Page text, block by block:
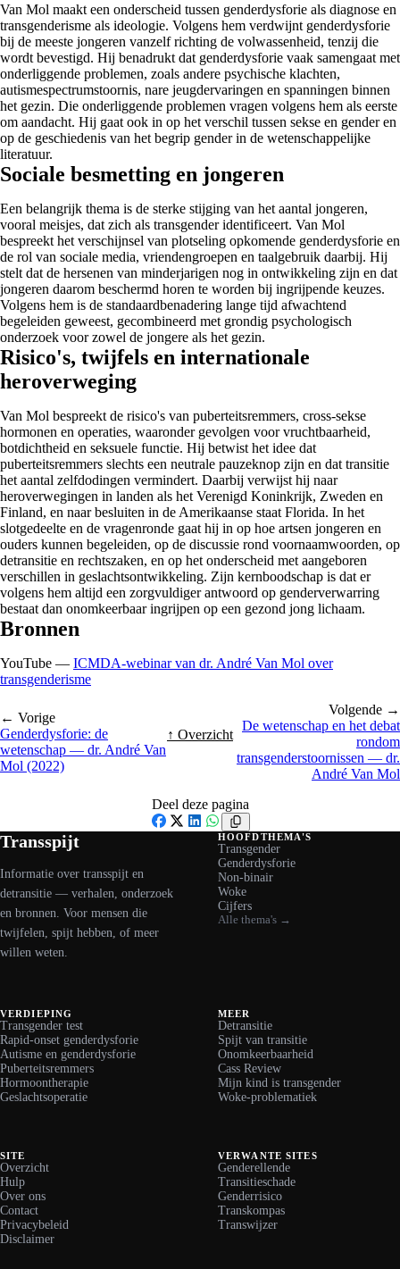
Van Mol maakt een onderscheid tussen genderdysforie als diagnose en
transgenderisme als ideologie. Volgens hem verdwijnt genderdysforie
bij de meeste jongeren vanzelf richting de volwassenheid, tenzij die
wordt bevestigd. Hij benadrukt dat genderdysforie vaak samengaat met
onderliggende problemen, zoals andere psychische klachten,
autismespectrumstoornis, nare jeugdervaringen en spanningen binnen
het gezin. Die onderliggende problemen vragen volgens hem als eerste
om aandacht. Hij gaat ook in op het verschil tussen sekse en gender en
op de geschiedenis van het begrip gender in de wetenschappelijke
literatuur.
Sociale besmetting en jongeren
Een belangrijk thema is de sterke stijging van het aantal jongeren,
vooral meisjes, dat zich als transgender identificeert. Van Mol
bespreekt het verschijnsel van plotseling opkomende genderdysforie en
de rol van sociale media, vriendengroepen en taalgebruik daarbij. Hij
stelt dat de hersenen van minderjarigen nog in ontwikkeling zijn en dat
jongeren daarom beschermd horen te worden bij ingrijpende keuzes.
Volgens hem is de standaardbenadering lange tijd afwachtend
begeleiden geweest, gecombineerd met grondig psychologisch
onderzoek voor zowel de jongere als het gezin.
Risico's, twijfels en internationale
heroverweging
Van Mol bespreekt de risico's van puberteitsremmers, cross-sekse
hormonen en operaties, waaronder gevolgen voor vruchtbaarheid,
botdichtheid en seksuele functie. Hij betwist het idee dat
puberteitsremmers slechts een neutrale pauzeknop zijn en dat transitie
het aantal zelfdodingen vermindert. Daarbij verwijst hij naar
heroverwegingen in landen als het Verenigd Koninkrijk, Zweden en
Finland, en naar besluiten in de Amerikaanse staat Florida. In het
slotgedeelte en de vragenronde gaat hij in op hoe artsen jongeren en
ouders kunnen begeleiden, op de discussie rond voornaamwoorden, op
detransitie en rechtszaken, en op het onderscheid met aangeboren
verschillen in geslachtsontwikkeling. Zijn kernboodschap is dat er
volgens hem altijd een zorgvuldiger antwoord op genderverwarring
bestaat dan onomkeerbaar ingrijpen op een gezond jong lichaam.
Bronnen
YouTube — ICMDA-webinar van dr. André Van Mol over
transgenderisme
← Vorige
Genderdysforie: de
wetenschap — dr. André Van
Mol (2022)
↑ Overzicht
Volgende →
De wetenschap en het debat
rondom
transgenderstoornissen — dr.
André Van Mol
Deel deze pagina
Facebook
X LinkedIn
WhatsApp
Transspijt
Informatie over transspijt en
detransitie — verhalen, onderzoek
en bronnen. Voor mensen die
twijfelen, spijt hebben, of meer
willen weten.
HOOFDTHEMA'S
Transgender
Genderdysforie
Non-binair
Woke
Cijfers
Alle thema's →
VERDIEPING
Transgender test
Rapid-onset genderdysforie
Autisme en genderdysforie
Puberteitsremmers
Hormoontherapie
Geslachtsoperatie
MEER
Detransitie
Spijt van transitie
Onomkeerbaarheid
Cass Review
Mijn kind is transgender
Woke-problematiek
SITE
Overzicht
Hulp
Over ons
Contact
Privacybeleid
Disclaimer
VERWANTE SITES
Genderellende
Transitieschade
Genderrisico
Transkompas
Transwijzer